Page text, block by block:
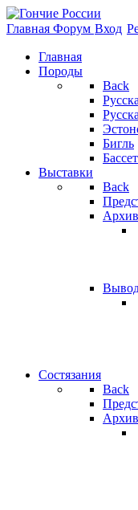
Главная Форум Вход
Главная
Породы
Back
Бигль
Бассет
Выставки
Back
Архив
Состязания
Back
Архив